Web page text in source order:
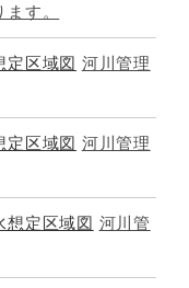
す。
区域図 河川管理
区域図 河川管理
定区域図 河川管